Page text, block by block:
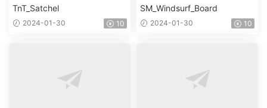
TnT_Satchel
2024-01-30 10
SM_Windsurf_Board
2024-01-30 10